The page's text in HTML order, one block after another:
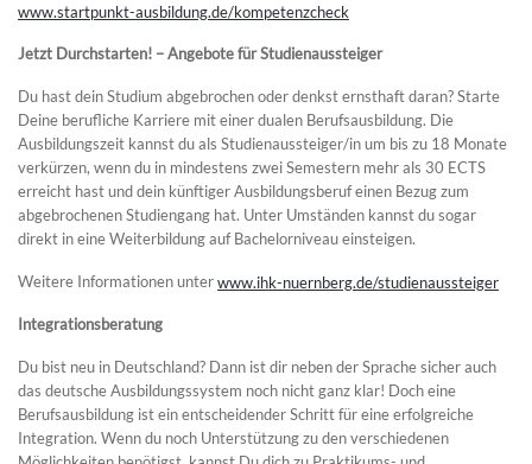
www.startpunkt-ausbildung.de/kompetenzcheck
Jetzt Durchstarten! – Angebote für Studienaussteiger
Du hast dein Studium abgebrochen oder denkst ernsthaft daran? Starte
Deine berufliche Karriere mit einer dualen Berufsausbildung. Die
Ausbildungszeit kannst du als Studienaussteiger/in um bis zu 18 Monate
verkürzen, wenn du in mindestens zwei Semestern mehr als 30 ECTS
erreicht hast und dein künftiger Ausbildungsberuf einen Bezug zum
abgebrochenen Studiengang hat. Unter Umständen kannst du sogar
direkt in eine Weiterbildung auf Bachelorniveau einsteigen.
Weitere Informationen unterwww.ihk-nuernberg.de/studienaussteiger
Integrationsberatung
Du bist neu in Deutschland? Dann ist dir neben der Sprache sicher auch
das deutsche Ausbildungssystem noch nicht ganz klar! Doch eine
Berufsausbildung ist ein entscheidender Schritt für eine erfolgreiche
Integration. Wenn du noch Unterstützung zu den verschiedenen